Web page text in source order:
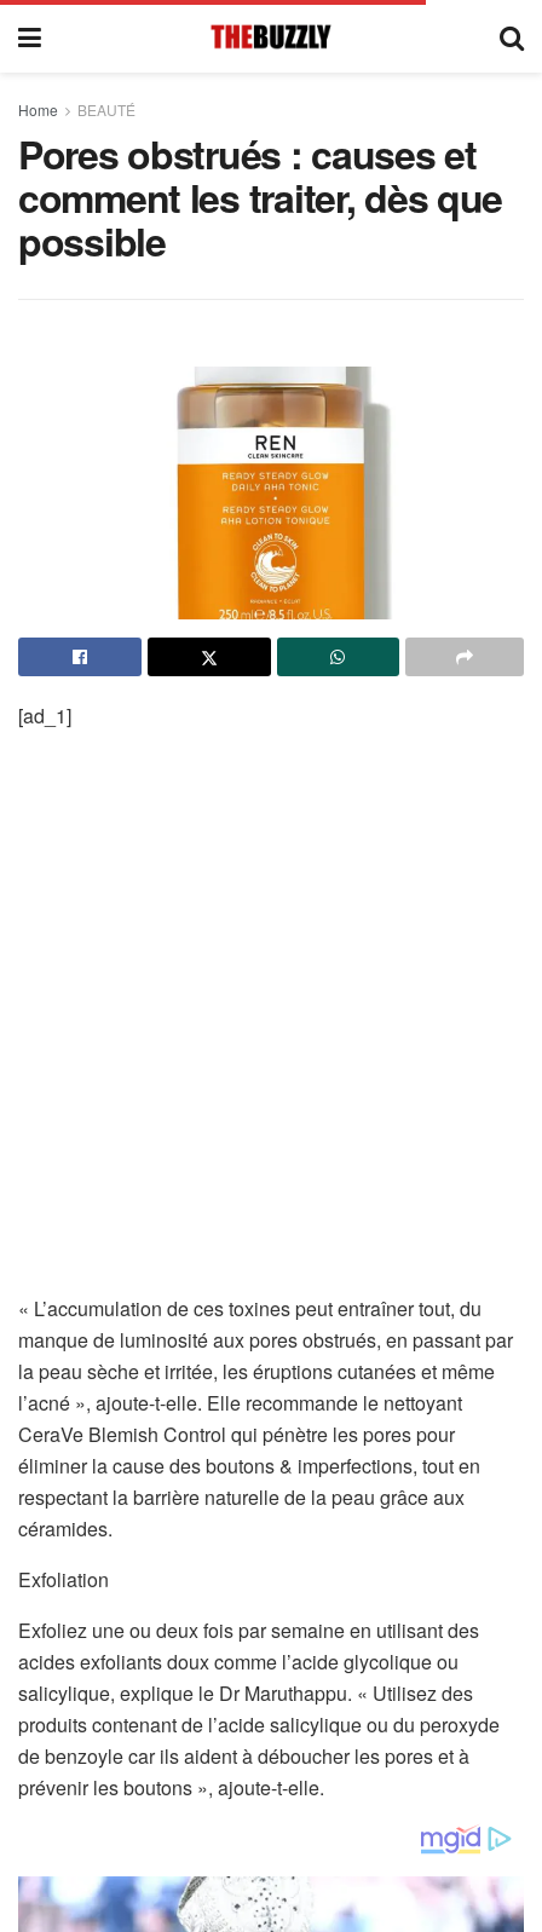
Home BEAUTÉ
Pores obstrués : causes et
comment les traiter, dès que
possible
[ad_1]
« L’accumulation de ces toxines peut entraîner tout, du
manque de luminosité aux pores obstrués, en passant par
la peau sèche et irritée, les éruptions cutanées et même
l’acné », ajoute-t-elle. Elle recommande le nettoyant
CeraVe Blemish Control qui pénètre les pores pour
éliminer la cause des boutons & imperfections, tout en
respectant la barrière naturelle de la peau grâce aux
céramides.
Exfoliation
Exfoliez une ou deux fois par semaine en utilisant des
acides exfoliants doux comme l’acide glycolique ou
salicylique, explique le Dr Maruthappu. « Utilisez des
produits contenant de l’acide salicylique ou du peroxyde
de benzoyle car ils aident à déboucher les pores et à
prévenir les boutons », ajoute-t-elle.